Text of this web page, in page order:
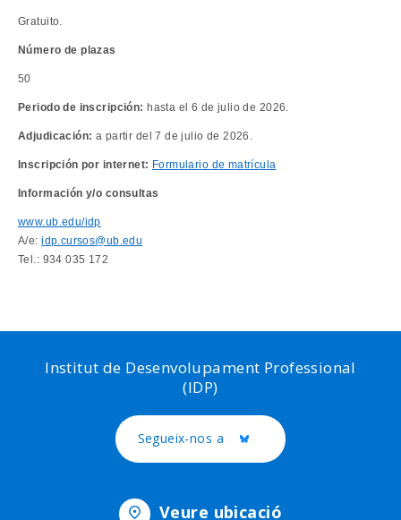
Gratuito.
Número de plazas
50
Periodo de inscripción: hasta el 6 de julio de 2026.
Adjudicación: a partir del 7 de julio de 2026.
Inscripción por internet: Formulario de matrícula
Información y/o consultas
www.ub.edu/idp
A/e:idp.cursos@ub.edu
Tel.: 934 035 172
Institut de Desenvolupament Professional
(IDP)
Segueix-nos a Twitter
Veure ubicació